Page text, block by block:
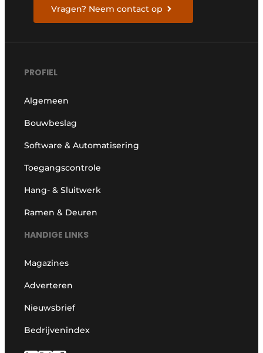
Vragen? Neem contact op
PROFIEL
Algemeen
Bouwbeslag
Software & Automatisering
Toegangscontrole
Hang- & Sluitwerk
Ramen & Deuren
HANDIGE LINKS
Magazines
Adverteren
Nieuwsbrief
Bedrijvenindex